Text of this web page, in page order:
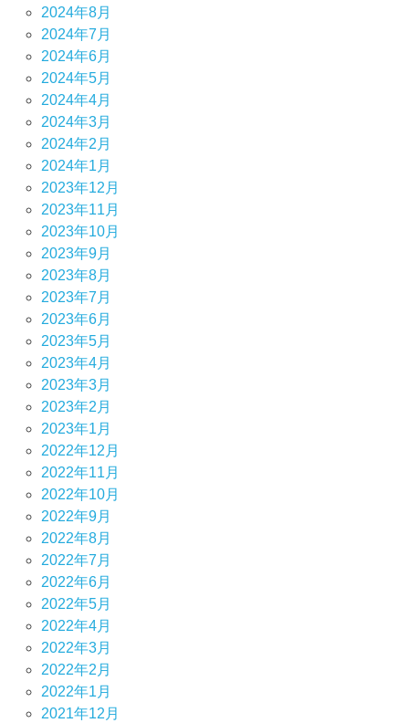
2024年8月
2024年7月
2024年6月
2024年5月
2024年4月
2024年3月
2024年2月
2024年1月
2023年12月
2023年11月
2023年10月
2023年9月
2023年8月
2023年7月
2023年6月
2023年5月
2023年4月
2023年3月
2023年2月
2023年1月
2022年12月
2022年11月
2022年10月
2022年9月
2022年8月
2022年7月
2022年6月
2022年5月
2022年4月
2022年3月
2022年2月
2022年1月
2021年12月